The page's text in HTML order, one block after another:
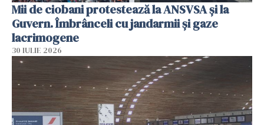
Mii de ciobani protestează la ANSVSA și la
Guvern. Îmbrânceli cu jandarmii și gaze
lacrimogene
30 IULIE 2026